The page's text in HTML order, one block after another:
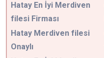
Hatay En İyi Merdiven
filesi Firması
Hatay Merdiven filesi
Onaylı